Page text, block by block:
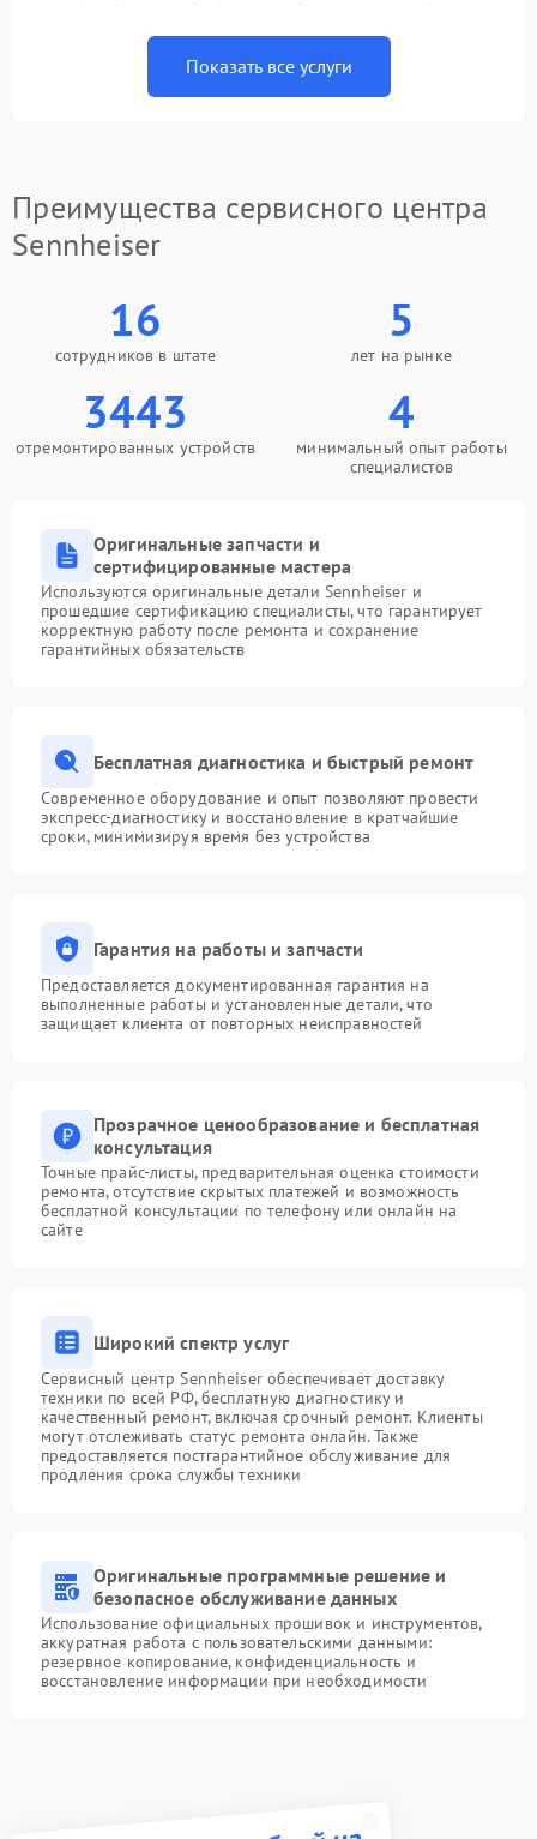
Показать все услуги
Преимущества сервисного центра
Sennheiser
16
сотрудников в штате
5
лет на рынке
3443
отремонтированных устройств
4
минимальный опыт работы
специалистов
Оригинальные запчасти и
сертифицированные мастера
Используются оригинальные детали Sennheiser и
прошедшие сертификацию специалисты, что гарантирует
корректную работу после ремонта и сохранение
гарантийных обязательств
Бесплатная диагностика и быстрый ремонт
Современное оборудование и опыт позволяют провести
экспресс-диагностику и восстановление в кратчайшие
сроки, минимизируя время без устройства
Гарантия на работы и запчасти
Предоставляется документированная гарантия на
выполненные работы и установленные детали, что
защищает клиента от повторных неисправностей
Прозрачное ценообразование и бесплатная
консультация
Точные прайс-листы, предварительная оценка стоимости
ремонта, отсутствие скрытых платежей и возможность
бесплатной консультации по телефону или онлайн на
сайте
Широкий спектр услуг
Сервисный центр Sennheiser обеспечивает доставку
техники по всей РФ, бесплатную диагностику и
качественный ремонт, включая срочный ремонт. Клиенты
могут отслеживать статус ремонта онлайн. Также
предоставляется постгарантийное обслуживание для
продления срока службы техники
Оригинальные программные решение и
безопасное обслуживание данных
Использование официальных прошивок и инструментов,
аккуратная работа с пользовательскими данными:
резервное копирование, конфиденциальность и
восстановление информации при необходимости